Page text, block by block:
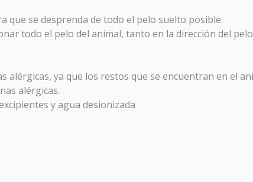
que se desprenda de todo el pelo suelto posible.
todo el pelo del animal, tanto en la dirección del
ya que los restos que se encuentran en el
alérgicas.
y agua desionizada
LIPEDEMA
de las grasas y el dolor.